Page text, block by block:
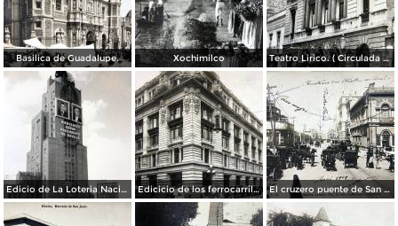
Basilica de Guadalupe. Xochimilco Teatro Lirico. ( Circulada el 1 de Agosto de 1926 ).
Edicio de La Loteria Nacional Ciudad de México Abril de 1964 Edicicio de los ferrocarriles. El cruzero puente de San Francisco y Guardiola por el fotografo Felix Miret.